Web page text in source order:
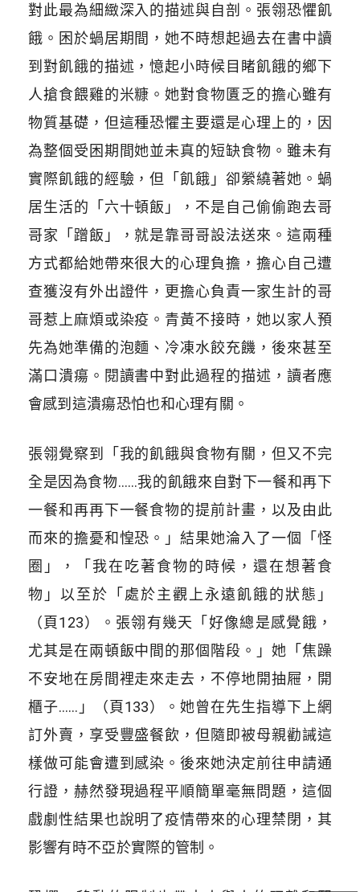
對此最為細緻深入的描述與自剖。張翎恐懼飢
餓。困於蝸居期間，她不時想起過去在書中讀
到對飢餓的描述，憶起小時候目睹飢餓的鄉下
人搶食餵雞的米糠。她對食物匱乏的擔心雖有
物質基礎，但這種恐懼主要還是心理上的，因
為整個受困期間她並未真的短缺食物。雖未有
實際飢餓的經驗，但「飢餓」卻縈繞著她。蝸
居生活的「六十頓飯」，不是自己偷偷跑去哥
哥家「蹭飯」，就是靠哥哥設法送來。這兩種
方式都給她帶來很大的心理負擔，擔心自己遭
查獲沒有外出證件，更擔心負責一家生計的哥
哥惹上麻煩或染疫。青黃不接時，她以家人預
先為她準備的泡麵、冷凍水餃充饑，後來甚至
滿口潰瘍。閱讀書中對此過程的描述，讀者應
會感到這潰瘍恐怕也和心理有關。
張翎覺察到「我的飢餓與食物有關，但又不完
全是因為食物……我的飢餓來自對下一餐和再下
一餐和再再下一餐食物的提前計畫，以及由此
而來的擔憂和惶恐。」結果她淪入了一個「怪
圈」，「我在吃著食物的時候，還在想著食
物」以至於「處於主觀上永遠飢餓的狀態」
（頁123）。張翎有幾天「好像總是感覺餓，
尤其是在兩頓飯中間的那個階段。」她「焦躁
不安地在房間裡走來走去，不停地開抽屜，開
櫃子……」（頁133）。她曾在先生指導下上網
訂外賣，享受豐盛餐飲，但隨即被母親勸誡這
樣做可能會遭到感染。後來她決定前往申請通
行證，赫然發現過程平順簡單毫無問題，這個
戲劇性結果也說明了疫情帶來的心理禁閉，其
影響有時不亞於實際的管制。